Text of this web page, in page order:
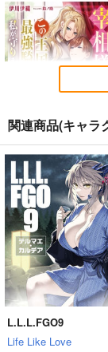
サンプル
カート
斎藤一の本2
斎藤一の本を出すサ
クル
2,357円 （税込）
L.L.L.FGO8
Life Like Love
アルトリア・ペンドラゴ
サンプル
作品詳細
宰相様の全てはこの
国最強騎士である私
守りましょう!
KADOKAWA
1,705円 （税込）
サンプル
作品詳細
関連商品(キャラ
L.L.L.FGO9
Life Like Love